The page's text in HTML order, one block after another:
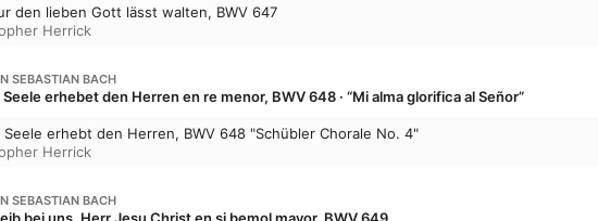
den lieben Gott lässt walten, BWV 647
Herrick
SEBASTIAN BACH
erhebet den Herren en re menor, BWV 648 · “Mi alma glorifica al Señor”
Seele erhebt den Herren, BWV 648 "Schübler Chorale No. 4"
Herrick
SEBASTIAN BACH